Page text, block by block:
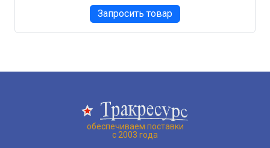
Запросить товар
обеспечиваем поставки
с 2003 года